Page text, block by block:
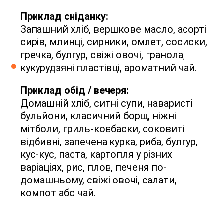
Приклад сніданку:
Запашний хліб, вершкове масло, асорті
сирів, млинці, сирники, омлет, сосиски,
гречка, булгур, свіжі овочі, гранола,
кукурудзяні пластівці, ароматний чай.
Приклад обід / вечеря:
Домашній хліб, ситні супи, наваристі
бульйони, класичний борщ, ніжні
мітболи, гриль-ковбаски, соковиті
відбивні, запечена курка, риба, булгур,
кус-кус, паста, картопля у різних
варіаціях, рис, плов, печеня по-
домашньому, свіжі овочі, салати,
компот або чай.